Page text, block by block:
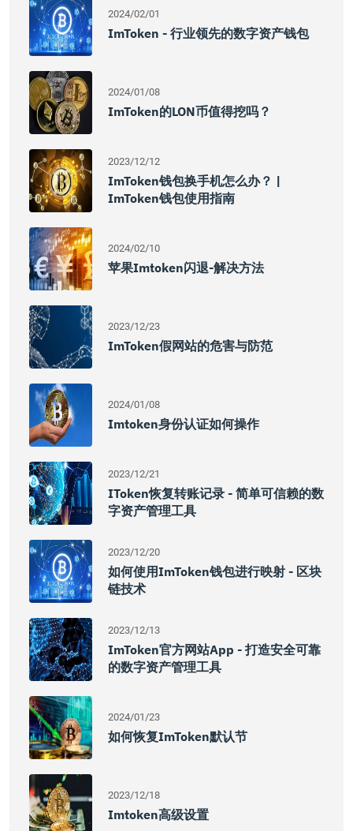
2024/02/01
ImToken - 行业领先的数字资产钱包
2024/01/08
ImToken的LON币值得挖吗？
2023/12/12
ImToken钱包换手机怎么办？ |
ImToken钱包使用指南
2024/02/10
苹果imtoken闪退-解决方法
2023/12/23
ImToken假网站的危害与防范
2024/01/08
Imtoken身份认证如何操作
2023/12/21
IToken恢复转账记录 - 简单可信赖的数
字资产管理工具
2023/12/20
如何使用imToken钱包进行映射 - 区块
链技术
2023/12/13
ImToken官方网站app - 打造安全可靠
的数字资产管理工具
2024/01/23
如何恢复imToken默认节
2023/12/18
Imtoken高级设置